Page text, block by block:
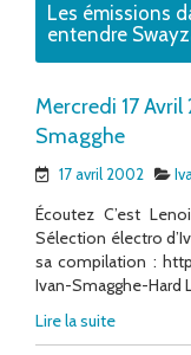
Les émissions
entendre
Mercredi 17
Smagghe
17 avril 2002
Écoutez C’est
Sélection électro
sa compilation :
Ivan-Smagghe-Hard
Lire la suite